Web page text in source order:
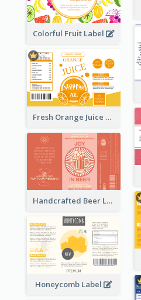
Colorful Fruit Label
Fresh Orange Juice Label
Handcrafted Beer Label
Honeycomb Label